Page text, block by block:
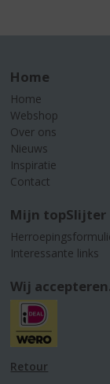
Home
Home
Webshop
Over ons
Nieuws
Inspiratie
Contact
Mijn topSlijter
Interessante links
Wij
Retour